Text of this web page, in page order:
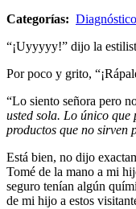
Categorías:
“¡Uyyyyy!” dijo la
Por poco y grito,
“Lo siento señora pero
usted sola. Lo único que
productos que no sirven
Está bien, no dijo
Tomé de la mano a mi
seguro tenían algún
de mi hijo a estos